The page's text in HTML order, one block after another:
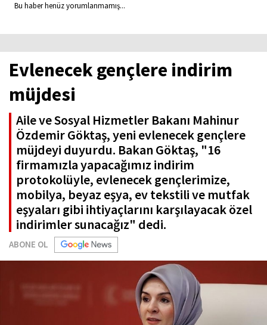
Bu haber henüz yorumlanmamış...
Evlenecek gençlere indirim
müjdesi
Aile ve Sosyal Hizmetler Bakanı Mahinur
Özdemir Göktaş, yeni evlenecek gençlere
müjdeyi duyurdu. Bakan Göktaş, "16
firmamızla yapacağımız indirim
protokolüyle, evlenecek gençlerimize,
mobilya, beyaz eşya, ev tekstili ve mutfak
eşyaları gibi ihtiyaçlarını karşılayacak özel
indirimler sunacağız" dedi.
ABONE OL